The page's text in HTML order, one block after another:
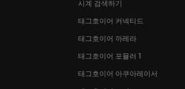
시계 검색하기
태그호이어 커넥티드
태그호이어 까레라
태그호이어 포뮬러 1
태그호이어 아쿠아레이서